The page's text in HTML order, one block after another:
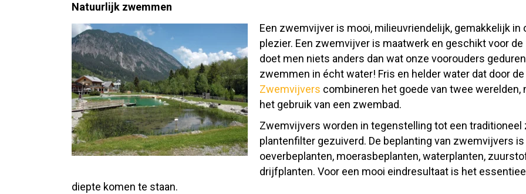
Natuurlijk zwemmen
Een zwemvijver is mooi, milieuvriendelijk, gemakkelijk in
plezier. Een zwemvijver is maatwerk en geschikt voor
doet men niets anders dan wat onze voorouders
zwemmen in écht water! Fris en helder water dat door
Zwemvijvers combineren het goede van twee
het gebruik van een zwembad.
Zwemvijvers worden in tegenstelling tot een traditioneel
plantenfilter gezuiverd. De beplanting van zwemvijvers
oeverbeplanten, moerasbeplanten, waterplanten,
drijfplanten. Voor een mooi eindresultaat is het
diepte komen te staan.